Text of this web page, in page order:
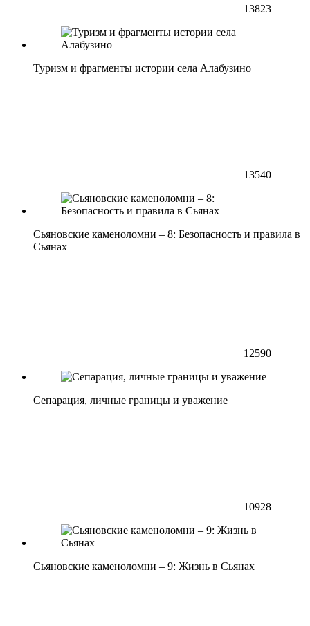
13823
Туризм и фрагменты истории села Алабузино
13540
Сьяновские каменоломни – 8: Безопасность и правила в
Сьянах
12590
Сепарация, личные границы и уважение
10928
Сьяновские каменоломни – 9: Жизнь в Сьянах